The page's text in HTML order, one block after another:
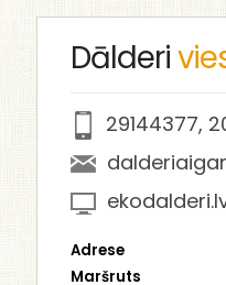
Dālderi
29144377,
Adrese
Maršruts